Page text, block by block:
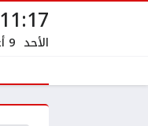
11:17 ص
الأحد 9 أغسطس 2026